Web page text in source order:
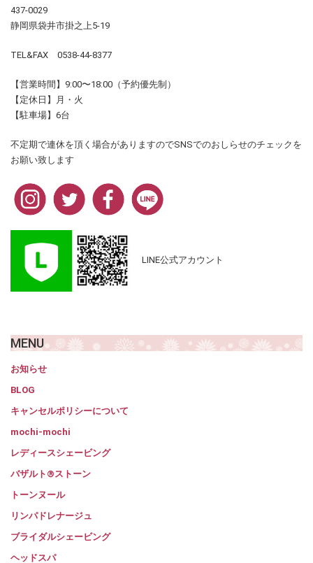
437-0029
静岡県袋井市掛之上5-19
TEL&FAX 0538-44-8377
【営業時間】9:00〜18:00（予約優先制）
【定休日】月・火
【駐車場】6台
不定期で連休を頂く場合がありますのでSNSでのおしらせのチェックを
お願い致します
LINE公式アカウント
MENU
お知らせ
BLOG
キャンセルポリシーについて
mochi-mochi
レディースシェービング
バザルト®ストーン
トーンヌール
リンパドレナージュ
ブライダルシェービング
ヘッドスパ